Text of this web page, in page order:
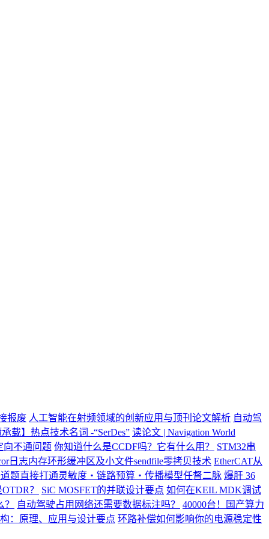
报废 人工智能在射频领域的创新应用与顶刊论文解析 自动驾
载】热点技术名词 -“SerDes” 读论文 | Navigation World
向不通问题 你知道什么是CCDF吗？它有什么用？
STM32串
日志内存环形缓冲区及小文件sendfile零拷贝技术 EtherCAT从
题直接打通灵敏度・链路预算・传播模型任督二脉 爆肝 36
？
SiC MOSFET的并联设计要点 如何在KEIL MDK调试
自动驾驶占用网络还需要数据标注吗？
40000台！国产算力
：原理、应用与设计要点 环路补偿如何影响你的电源稳定性